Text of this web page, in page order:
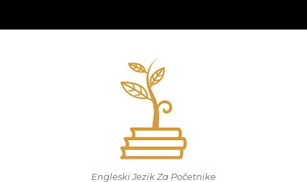
Engleski Jezik Za Početnike